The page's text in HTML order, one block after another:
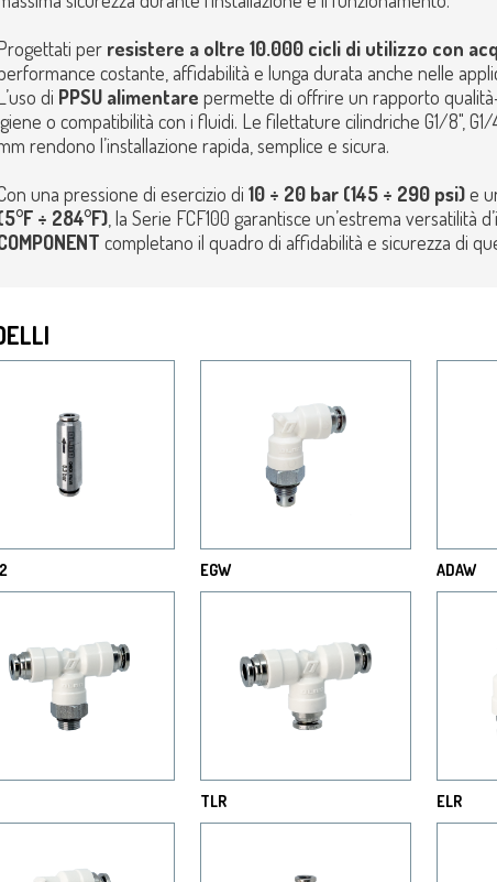
per resistere a oltre 10.000 cicli di utilizzo con
costante, affidabilità e lunga durata anche nelle
di PPSU alimentare permette di offrire un rapporto
o compatibilità con i fluidi. Le filettature cilindriche G1/8",
rendono l’installazione rapida, semplice e sicura.
una pressione di esercizio di 10 ÷ 20 bar (145 ÷ 290 psi)e
÷ 284°F), la Serie FCF100 garantisce un’estrema versatilità
completano il quadro di affidabilità e sicurezza di
EGW ADAW
TLR ELR